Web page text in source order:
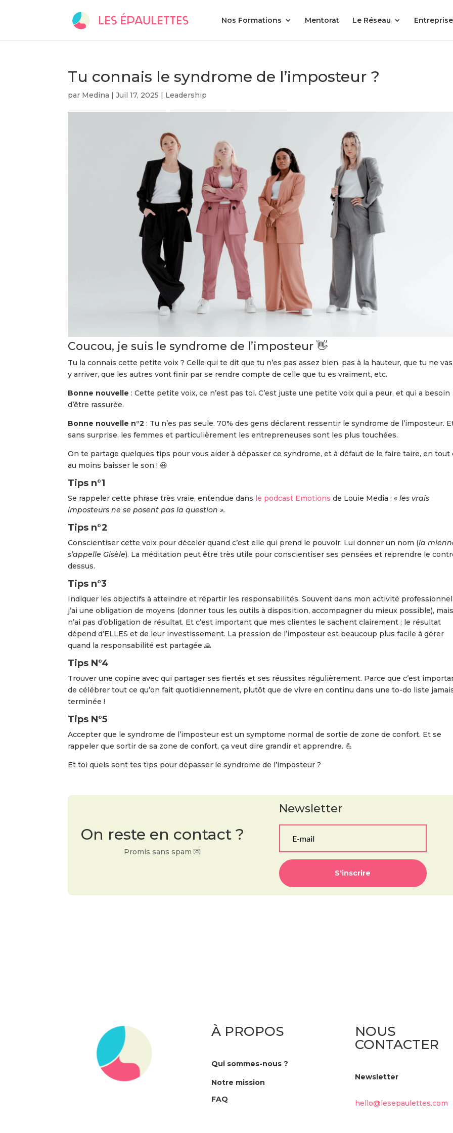
Nos Formations Mentorat Le Réseau
Tu connais le syndrome de l’imposteur ?
par Medina |Juil 17, 2025 | Leadership
Coucou, je suis le syndrome de l’imposteur 👋
Tu la connais cette petite voix ? Celle qui te dit que tu n’es pas assez bien, pas à la hauteur, que tu ne
y arriver, que les autres vont finir par se rendre compte de celle que tu es vraiment, etc.
Bonne nouvelle : Cette petite voix, ce n’est pas toi. C’est juste une petite voix qui a peur, et qui a besoin
d’être rassurée.
Bonne nouvelle n°2 : Tu n’es pas seule. 70% des gens déclarent ressentir le syndrome de l’imposteur.
sans surprise, les femmes et particulièrement les entrepreneuses sont les plus touchées.
On te partage quelques tips pour vous aider à dépasser ce syndrome, et à défaut de le faire taire, en tout
au moins baisser le son ! 😃
Tips n°1
Se rappeler cette phrase très vraie, entendue dans le podcast Emotions de Louie Media : «les vrais
imposteurs ne se posent pas la question ».
Tips n°2
Conscientiser cette voix pour déceler quand c’est elle qui prend le pouvoir. Lui donner un nom (la
s’appelle Gisèle). La méditation peut être très utile pour conscientiser ses pensées et reprendre le
dessus.
Tips n°3
Indiquer les objectifs à atteindre et répartir les responsabilités. Souvent dans mon activité
j’ai une obligation de moyens (donner tous les outils à disposition, accompagner du mieux possible),
n’ai pas d’obligation de résultat. Et c’est important que mes clientes le sachent clairement : le résultat
dépend d’ELLES et de leur investissement. La pression de l’imposteur est beaucoup plus facile à gérer
quand la responsabilité est partagée 🙏
Tips N°4
Trouver une copine avec qui partager ses fiertés et ses réussites régulièrement. Parce que c’est
de célébrer tout ce qu’on fait quotidiennement, plutôt que de vivre en continu dans une to-do liste
terminée !
Tips N°5
Accepter que le syndrome de l’imposteur est un symptome normal de sortie de zone de confort. Et se
rappeler que sortir de sa zone de confort, ça veut dire grandir et apprendre. 💪
Et toi quels sont tes tips pour dépasser le syndrome de l’imposteur ?
On reste en contact ?
Promis sans spam 💌
Newsletter
S'inscrire
À PROPOS
Qui sommes-nous ?
Notre mission
FAQ
NOUS
CONTACTER
Newsletter
hello@lesepaulettes.com